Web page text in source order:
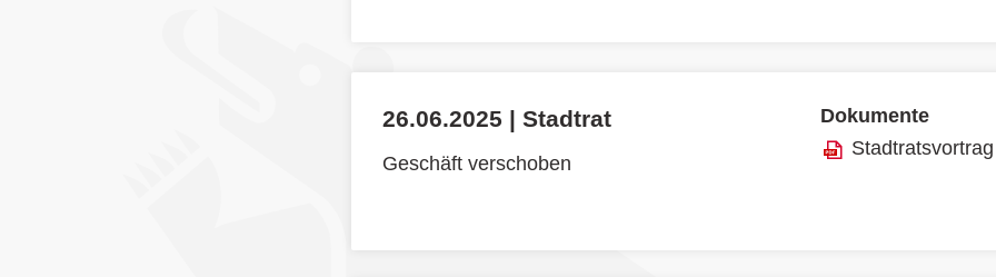
26.06.2025 | Stadtrat
Geschäft verschoben
Dokumente
Stadtratsvortrag